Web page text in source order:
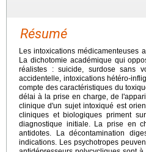
Résumé
Les intoxications médicamenteuses
La dichotomie académique qui
réalistes : suicide, surdose sans
accidentelle, intoxications hétéro-
compte des caractéristiques du
délai à la prise en charge, de
clinique d'un sujet intoxiqué est
cliniques et biologiques priment
diagnostique initiale. La prise en
antidotes. La décontamination
indications. Les psychotropes